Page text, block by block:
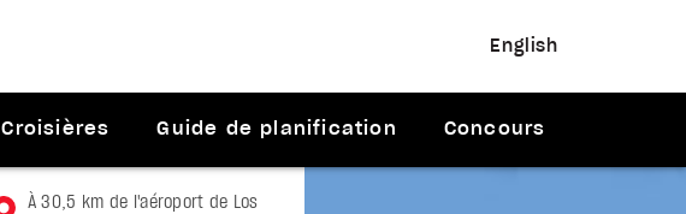
English
Croisières Guide de planification Concours
À 30,5 km de l'aéroport de Los